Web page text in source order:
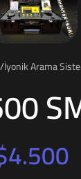
/İyonik Arama
4.500